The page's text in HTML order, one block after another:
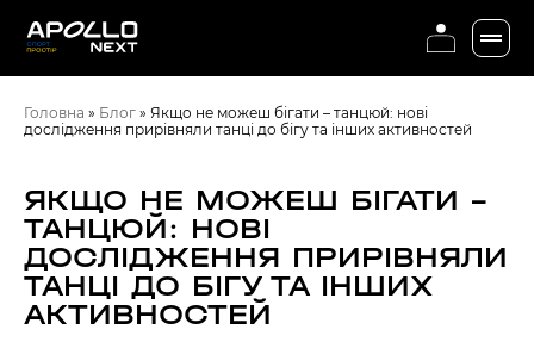
Головна » Блог » Якщо не можеш бігати – танцюй: нові
дослідження прирівняли танці до бігу та інших активностей
ЯКЩО НЕ МОЖЕШ БІГАТИ –
ТАНЦЮЙ: НОВІ
ДОСЛІДЖЕННЯ ПРИРІВНЯЛИ
ТАНЦІ ДО БІГУ ТА ІНШИХ
АКТИВНОСТЕЙ